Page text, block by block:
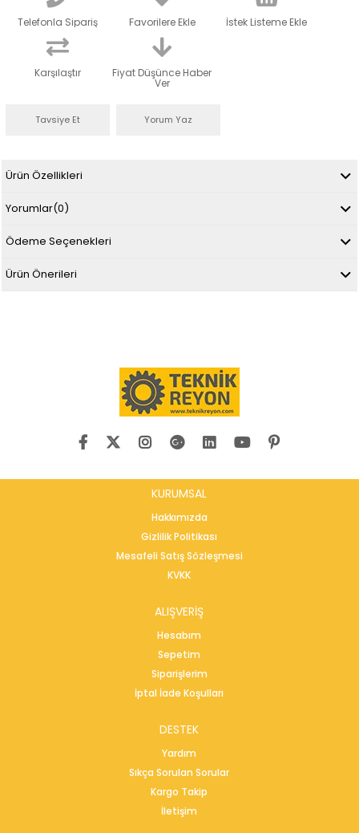
Telefonla Sipariş Favorilere Ekle İstek Listeme Ekle
Karşılaştır Fiyat Düşünce Haber
Ver
Tavsiye Et Yorum Yaz
Ürün Özellikleri
Yorumlar(0)
Ödeme Seçenekleri
Ürün Önerileri
KURUMSAL
Hakkımızda
Gizlilik Politikası
Mesafeli Satış Sözleşmesi
KVKK
ALIŞVERİŞ
Hesabım
Sepetim
Siparişlerim
İptal İade Koşulları
DESTEK
Yardım
Sıkça Sorulan Sorular
Kargo Takip
İletişim